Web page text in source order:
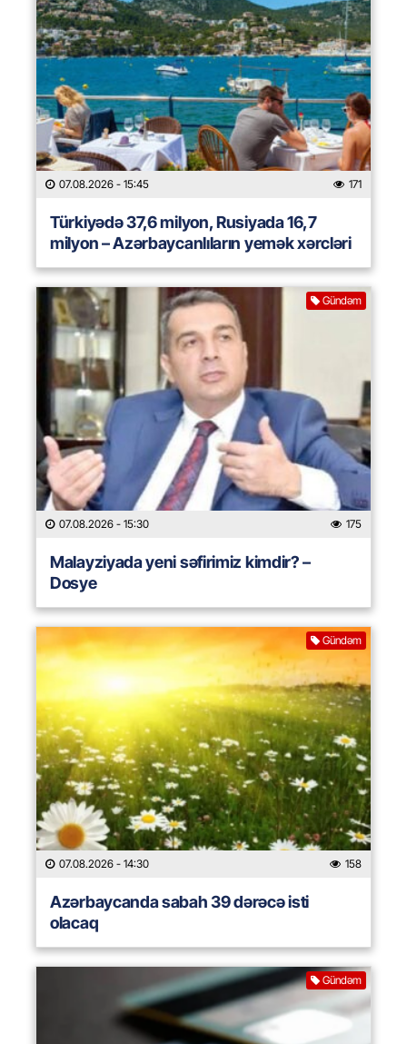
07.08.2026 - 15:45 171
Türkiyədə 37,6 milyon, Rusiyada 16,7
milyon – Azərbaycanlıların yemək xərcləri
Gündəm
07.08.2026 - 15:30 175
Malayziyada yeni səfirimiz kimdir? –
Dosye
Gündəm
07.08.2026 - 14:30 158
Azərbaycanda sabah 39 dərəcə isti
olacaq
Gündəm